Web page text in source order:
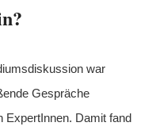
war
Gespräche
ExpertInnen. Damit fand